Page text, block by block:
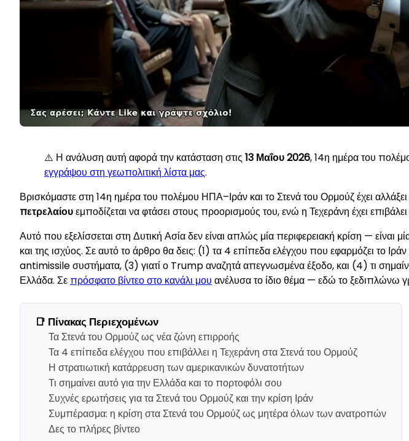
⚠️ Η ανάλυση αυτή αφορά την κατάσταση στις 13 Μαΐου 2026, 14η ημέρα του
εγγράψου στη γεωπολιτική λίστα μας.
Βρισκόμαστε στη 14η ημέρα του πολέμου ΗΠΑ–Ιράν και το Στενά του Ορμούζ έχει
πετρελαίουεμποδίζεται να φτάσει στους προορισμούς του, ενώ η Τεχεράνη έχει
Αυτό που εξελίσσεται στη Δυτική Ασία δεν είναι απλώς μία περιφερειακή κρίση — είναι
και της ισχύος. Σε αυτό το άρθρο θα δεις: (1) τα 4 επίπεδα ελέγχου που εφαρμόζει το
antimissile συστήματα, (3) γιατί ο Trump αναζητά απεγνωσμένα έξοδο, και (4) τι
Ελλάδα. Σε πρόσφατο βίντεο στο κανάλι μου ανέλυσα το ίδιο θέμα — εδώ το ξεδιπλώνω
📑 Πίνακας Περιεχομένων
Τα Στενά του Ορμούζ ως νέα ζώνη επιρροής
Τα 4 επίπεδα ελέγχου που επιβάλλει η Τεχεράνη στα Στενά του Ορμούζ
Η στρατιωτική κατάρρευση των αμερικανικών δυνατοτήτων
Τι σημαίνει αυτό για την Ελλάδα και το πορτοφόλι σου
Συχνές ερωτήσεις για τα Στενά του Ορμούζ και την κρίση Ιράν
Συμπέρασμα: η κρίση στα Στενά του Ορμούζ ως μητέρα όλων των ανατροπών
Δες το πλήρες βίντεο